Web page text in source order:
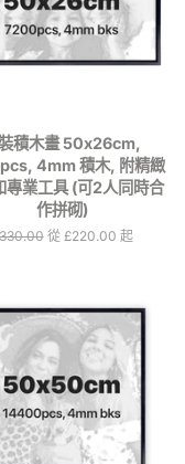
積木畫 50x26cm,
4mm 積木, 附精緻
專業工具 (可2人同時合
作拼砌)
從 £220.00 起